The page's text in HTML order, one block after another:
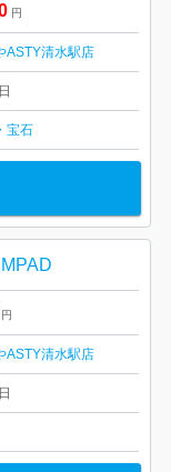
円
ASTY清水駅店
宝石
円
ASTY清水駅店